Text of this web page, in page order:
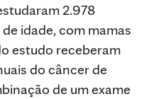
2.978
idade, com mamas
estudo receberam
do câncer de
de um exame